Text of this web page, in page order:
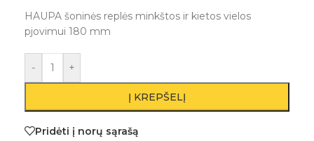
HAUPA šoninės replės minkštos ir kietos vielos
pjovimui 180 mm
- +
Į KREPŠELĮ
Pridėti į norų sąrašą